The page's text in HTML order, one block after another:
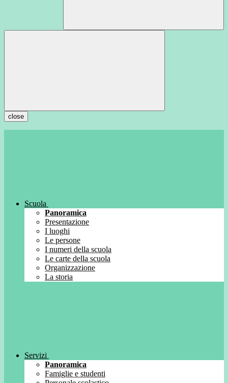
close
Scuola
Panoramica
Presentazione
I luoghi
Le persone
I numeri della scuola
Le carte della scuola
Organizzazione
La storia
Servizi
Panoramica
Famiglie e studenti